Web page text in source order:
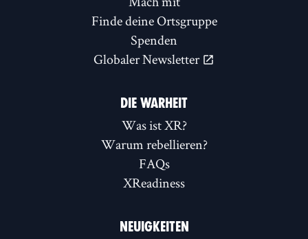
Finde deine Ortsgruppe
Spenden
Globaler Newsletter
DIE WARHEIT
Was ist XR?
Warum rebellieren?
FAQs
XReadiness
NEUIGKEITEN